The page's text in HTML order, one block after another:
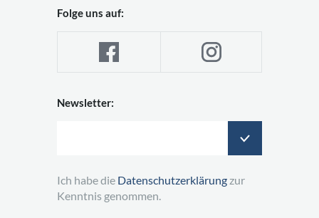
Folge uns auf:
Newsletter:
Ich habe die Datenschutzerklärung zur
Kenntnis genommen.